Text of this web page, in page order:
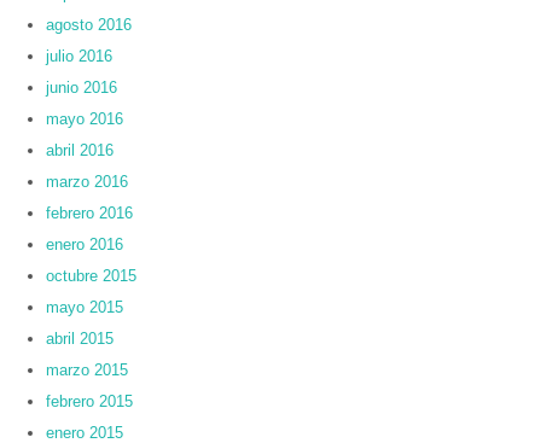
agosto 2016
julio 2016
junio 2016
mayo 2016
abril 2016
marzo 2016
febrero 2016
enero 2016
octubre 2015
mayo 2015
abril 2015
marzo 2015
febrero 2015
enero 2015